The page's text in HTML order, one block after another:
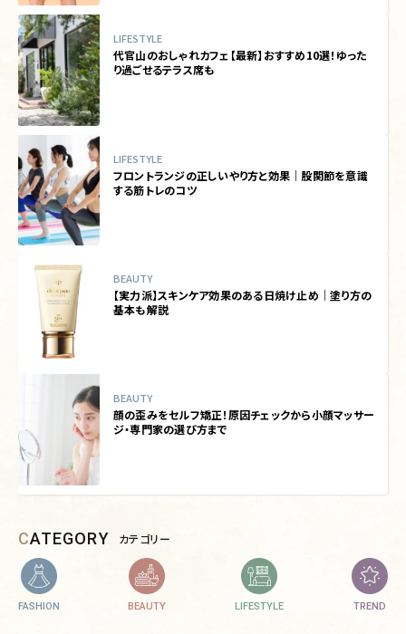
LIFESTYLE
代官山のおしゃれカフェ【最新】おすすめ10選！ゆった
り過ごせるテラス席も
LIFESTYLE
フロントランジの正しいやり方と効果｜股関節を意識
する筋トレのコツ
BEAUTY
【実力派】スキンケア効果のある日焼け止め｜塗り方の
基本も解説
BEAUTY
顔の歪みをセルフ矯正！原因チェックから小顔マッサー
ジ・専門家の選び方まで
CATEGORY カテゴリー
FASHION BEAUTY LIFESTYLE TREND